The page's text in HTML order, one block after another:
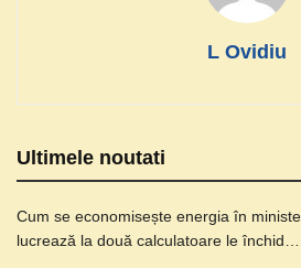
L Ovidiu
Ultimele noutati
Cum se economisește energia în
lucrează la două calculatoare le închid…